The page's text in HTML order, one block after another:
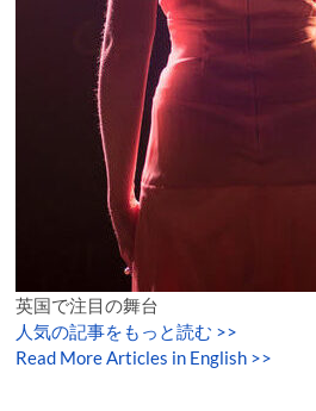
英国で注目の舞台
人気の記事をもっと読む >>
Read More Articles in English >>